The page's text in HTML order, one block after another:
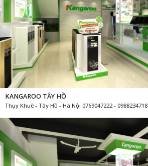
KANGAROO TÂY HỒ
Thụy Khuê - Tây Hồ - Hà Nội 0769047222 - 0988234718